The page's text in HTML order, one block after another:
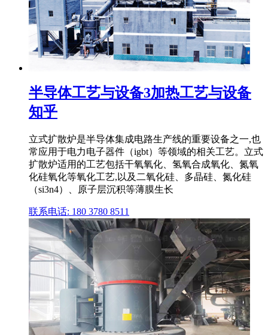
半导体工艺与设备3加热工艺与设备
知乎
立式扩散炉是半导体集成电路生产线的重要设备之一,也
常应用于电力电子器件（igbt）等领域的相关工艺。立式
扩散炉适用的工艺包括干氧氧化、氢氧合成氧化、氮氧
化硅氧化等氧化工艺,以及二氧化硅、多晶硅、氮化硅
（si3n4）、原子层沉积等薄膜生长
联系电话: 180 3780 8511